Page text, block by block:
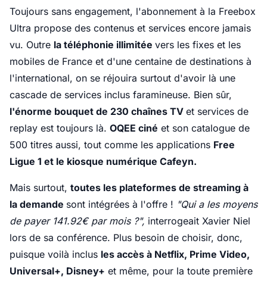
Toujours sans engagement, l'abonnement à la Freebox
Ultra propose des contenus et services encore jamais
vu. Outre la téléphonie illimitée vers les fixes et les
mobiles de France et d'une centaine de destinations à
l'international, on se réjouira surtout d'avoir là une
cascade de services inclus faramineuse. Bien sûr,
l'énorme bouquet de 230 chaînes TV et services de
replay est toujours là. OQEE ciné et son catalogue de
500 titres aussi, tout comme les applications Free
Ligue 1 et le kiosque numérique Cafeyn.
Mais surtout, toutes les plateformes de streaming à
la demande sont intégrées à l'offre ! "Qui a les moyens
de payer 141.92€ par mois ?", interrogeait Xavier Niel
lors de sa conférence. Plus besoin de choisir, donc,
puisque voilà inclus les accès à Netflix, Prime Video,
Universal+, Disney+ et même, pour la toute première